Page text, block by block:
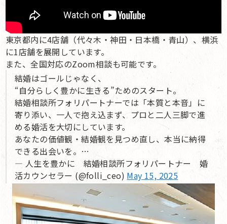
東京都内に4店舗（代々木・神田・日本橋・青山）、横浜
に1店舗を展開しています。
また、全国対応のZoom相談も可能です。
結婚はゴールじゃなく、
“自分らしく豊かに生きる”ためのスタート。
結婚相談所フォリパートナーでは「本質と本音」に
寄り添い、一人で抱え込まず、プロと二人三脚で進
める婚活を大切にしています。
あなたの価値観・結婚観を見つめ直し、本当に納得
できる出会いを。…
— 人生を豊かに 結婚相談所フォリパートナー 婚
活カウンセラー (@folli_ceo) May 15, 2025